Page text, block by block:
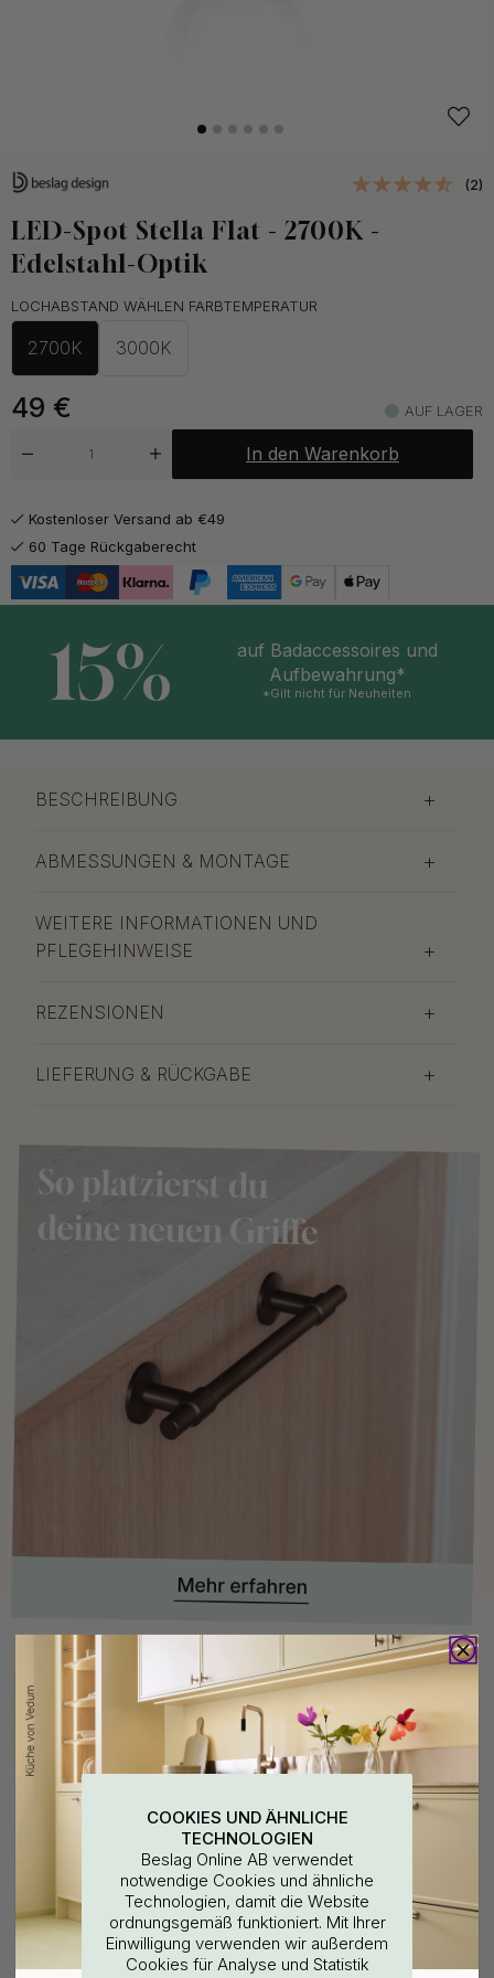
(2)
LED-Spot Stella Flat - 2700K -
Edelstahl-Optik
LOCHABSTAND WÄHLEN FARBTEMPERATUR
2700K 3000K
49 € AUF LAGER
In den Warenkorb
Kostenloser Versand ab €49
60 Tage Rückgaberecht
15%
auf Badaccessoires und
Aufbewahrung*
*Gilt nicht für Neuheiten
BESCHREIBUNG
ABMESSUNGEN & MONTAGE
WEITERE INFORMATIONEN UND
PFLEGEHINWEISE
REZENSIONEN
LIEFERUNG & RÜCKGABE
Kaufen Sie zusammen mit
Distanzring Stella - Alu-look
Trafo Triac - 500mA / 18W -
Dimbar
COOKIES UND ÄHNLICHE
TECHNOLOGIEN
Beslag Online AB verwendet
notwendige Cookies und ähnliche
Technologien, damit die Website
ordnungsgemäß funktioniert. Mit Ihrer
Einwilligung verwenden wir außerdem
Cookies für Analyse und Statistik
WOULD YOU RATHER VISIT?